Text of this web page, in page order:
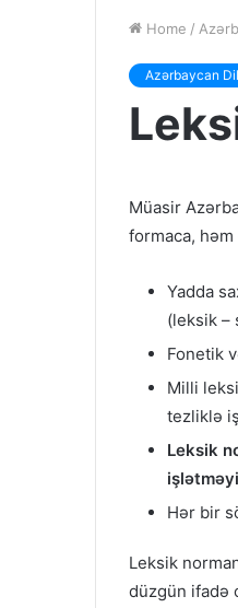
Home /
Azərbaycan
Müasir
formaca,
Yadda
(leksik –
Fonetik
Milli
tezliklə
Leksik
Hər bir
Leksik
düzgün ifadə